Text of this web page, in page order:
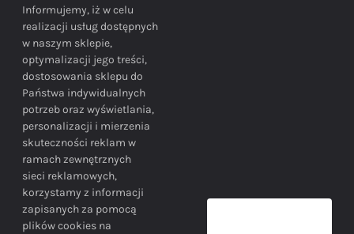
BEZPIECZEŃSTWO
Bezpieczne zakupy gwarantowane!
Informujemy, iż w celu
realizacji usług dostępnych
w naszym sklepie,
optymalizacji jego treści,
dostosowania sklepu do
Państwa indywidualnych
potrzeb oraz wyświetlania,
personalizacji i mierzenia
skuteczności reklam w
ramach zewnętrznych
sieci reklamowych,
korzystamy z informacji
zapisanych za pomocą
plików cookies na